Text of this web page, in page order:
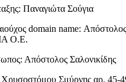
Παναγιώτα Σούγια
domain name: Απόστολος
Ο.Ε.
Απόστολος Σαλονικίδης
Σμύρνης αρ. 45-